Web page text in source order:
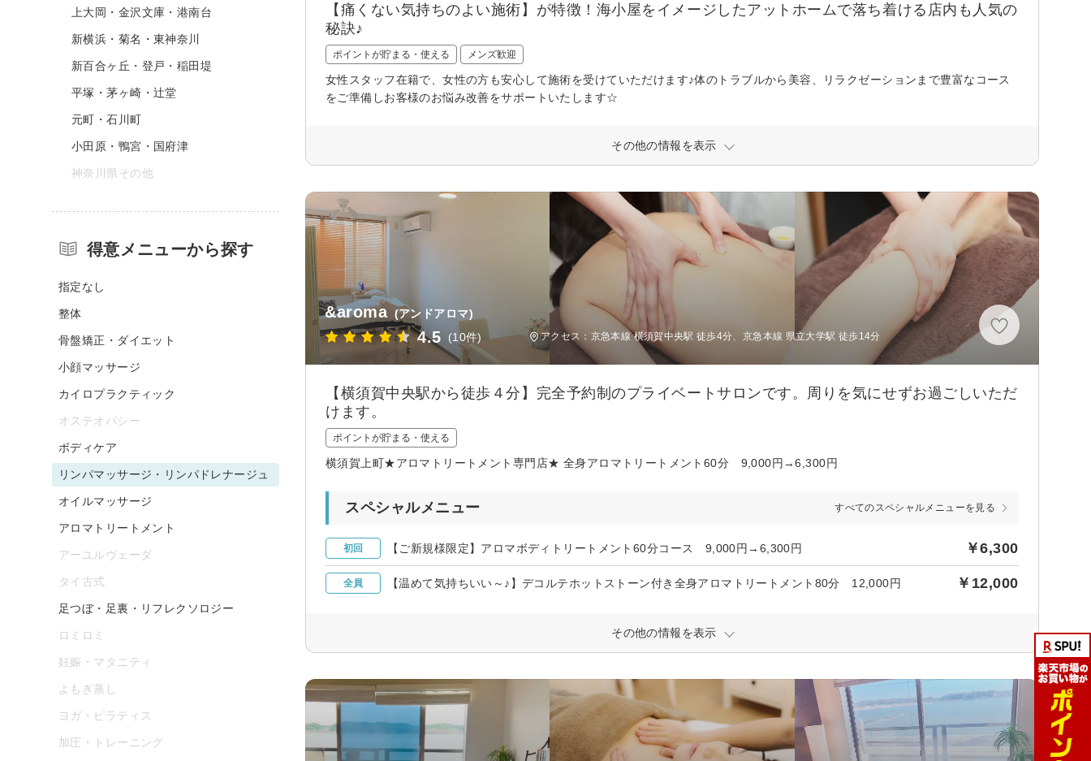
【痛くない気持ちのよい施術】が特徴！海小屋をイメージしたアットホームで落ち着ける店内も人気の
秘訣♪
ポイントが貯まる・使える メンズ歓迎
女性スタッフ在籍で、女性の方も安心して施術を受けていただけます♪体のトラブルから美容、リラクゼーションまで豊富なコース
をご準備しお客様のお悩み改善をサポートいたします☆
その他の情報を表示
&aroma (アンドアロマ)
4.5 (10件) アクセス：京急本線 横須賀中央駅 徒歩4分、京急本線 県立大学駅 徒歩14分
【横須賀中央駅から徒歩４分】完全予約制のプライベートサロンです。周りを気にせずお過ごしいただ
けます。
ポイントが貯まる・使える
横須賀上町★アロマトリートメント専門店★ 全身アロマトリートメント60分 9,000円→6,300円
スペシャルメニュー すべてのスペシャルメニューを見る
初回 【ご新規様限定】アロマボディトリートメント60分コース 9,000円→6,300円 ￥6,300
全員 【温めて気持ちいい～♪】デコルテホットストーン付き全身アロマトリートメント80分 12,000円 ￥12,000
その他の情報を表示
上大岡・金沢文庫・港南台
新横浜・菊名・東神奈川
新百合ヶ丘・登戸・稲田堤
平塚・茅ヶ崎・辻堂
元町・石川町
小田原・鴨宮・国府津
神奈川県その他
得意メニューから探す
指定なし
整体
骨盤矯正・ダイエット
小顔マッサージ
カイロプラクティック
オステオパシー
ボディケア
リンパマッサージ・リンパドレナージュ
オイルマッサージ
アロマトリートメント
アーユルヴェーダ
タイ古式
足つぼ・足裏・リフレクソロジー
ロミロミ
妊娠・マタニティ
よもぎ蒸し
ヨガ・ピラティス
加圧・トレーニング